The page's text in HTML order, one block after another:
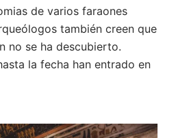
de varios faraones
también creen que
no se ha descubierto.
la fecha han entrado en